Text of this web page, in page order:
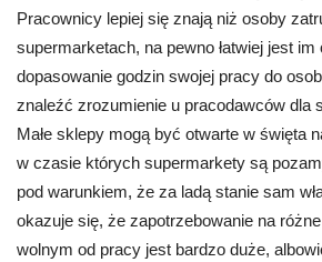
Pracownicy lepiej się znają niż osoby
supermarketach, na pewno łatwiej jest im
dopasowanie godzin swojej pracy do
znaleźć zrozumienie u pracodawców dla
Małe sklepy mogą być otwarte w święta
w czasie których supermarkety są
pod warunkiem, że za ladą stanie sam
okazuje się, że zapotrzebowanie na
wolnym od pracy jest bardzo duże,